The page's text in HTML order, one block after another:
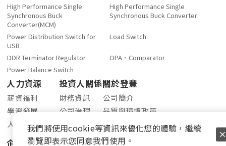
High Performance Single
Synchronous Buck
Converter(MCM)
High Performance Single
Synchronous Buck Converter
Power Distribution Switch for
USB
Load Switch
DDR Terminator Regulator
OPA、Comparator
Power Balance Switch
人力資源
薪資福利
學習發展
人才招募
企業社會責任
投資人關係
財務資訊
公司治理
股東專欄
股價查詢
關於登豐
公司簡介
品質與環境政策
最新消息
聯絡我們
我們將使用cookie等資訊來優化您的體驗，繼續
瀏覽即表示您同意我們使用。